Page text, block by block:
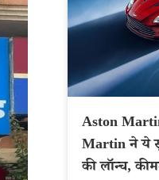
Aston Martin
Martin ने ये
की लॉन्च,